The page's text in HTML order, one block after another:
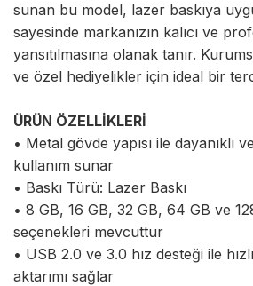
sunan bu model, lazer baskıya
sayesinde markanızın kalıcı ve
yansıtılmasına olanak tanır.
ve özel hediyelikler için ideal bir
ÜRÜN ÖZELLİKLERİ
• Metal gövde yapısı ile dayanıklı
kullanım sunar
• Baskı Türü: Lazer Baskı
• 8 GB, 16 GB, 32 GB, 64 GB ve
seçenekleri mevcuttur
• USB 2.0 ve 3.0 hız desteği ile
aktarımı sağlar